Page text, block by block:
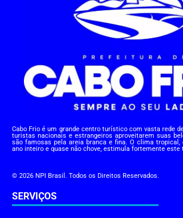
Cabo Frio é um grande centro turístico com vasta rede
turistas nacionais e estrangeiros aproveitarem suas
são famosas pela areia branca e fina. O clima
ano inteiro e quase não chove, estimula fortemente este
© 2026 NPI Brasil. Todos os Direitos Reservados.
SERVIÇOS